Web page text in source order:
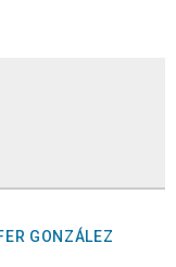
GONZÁLEZ